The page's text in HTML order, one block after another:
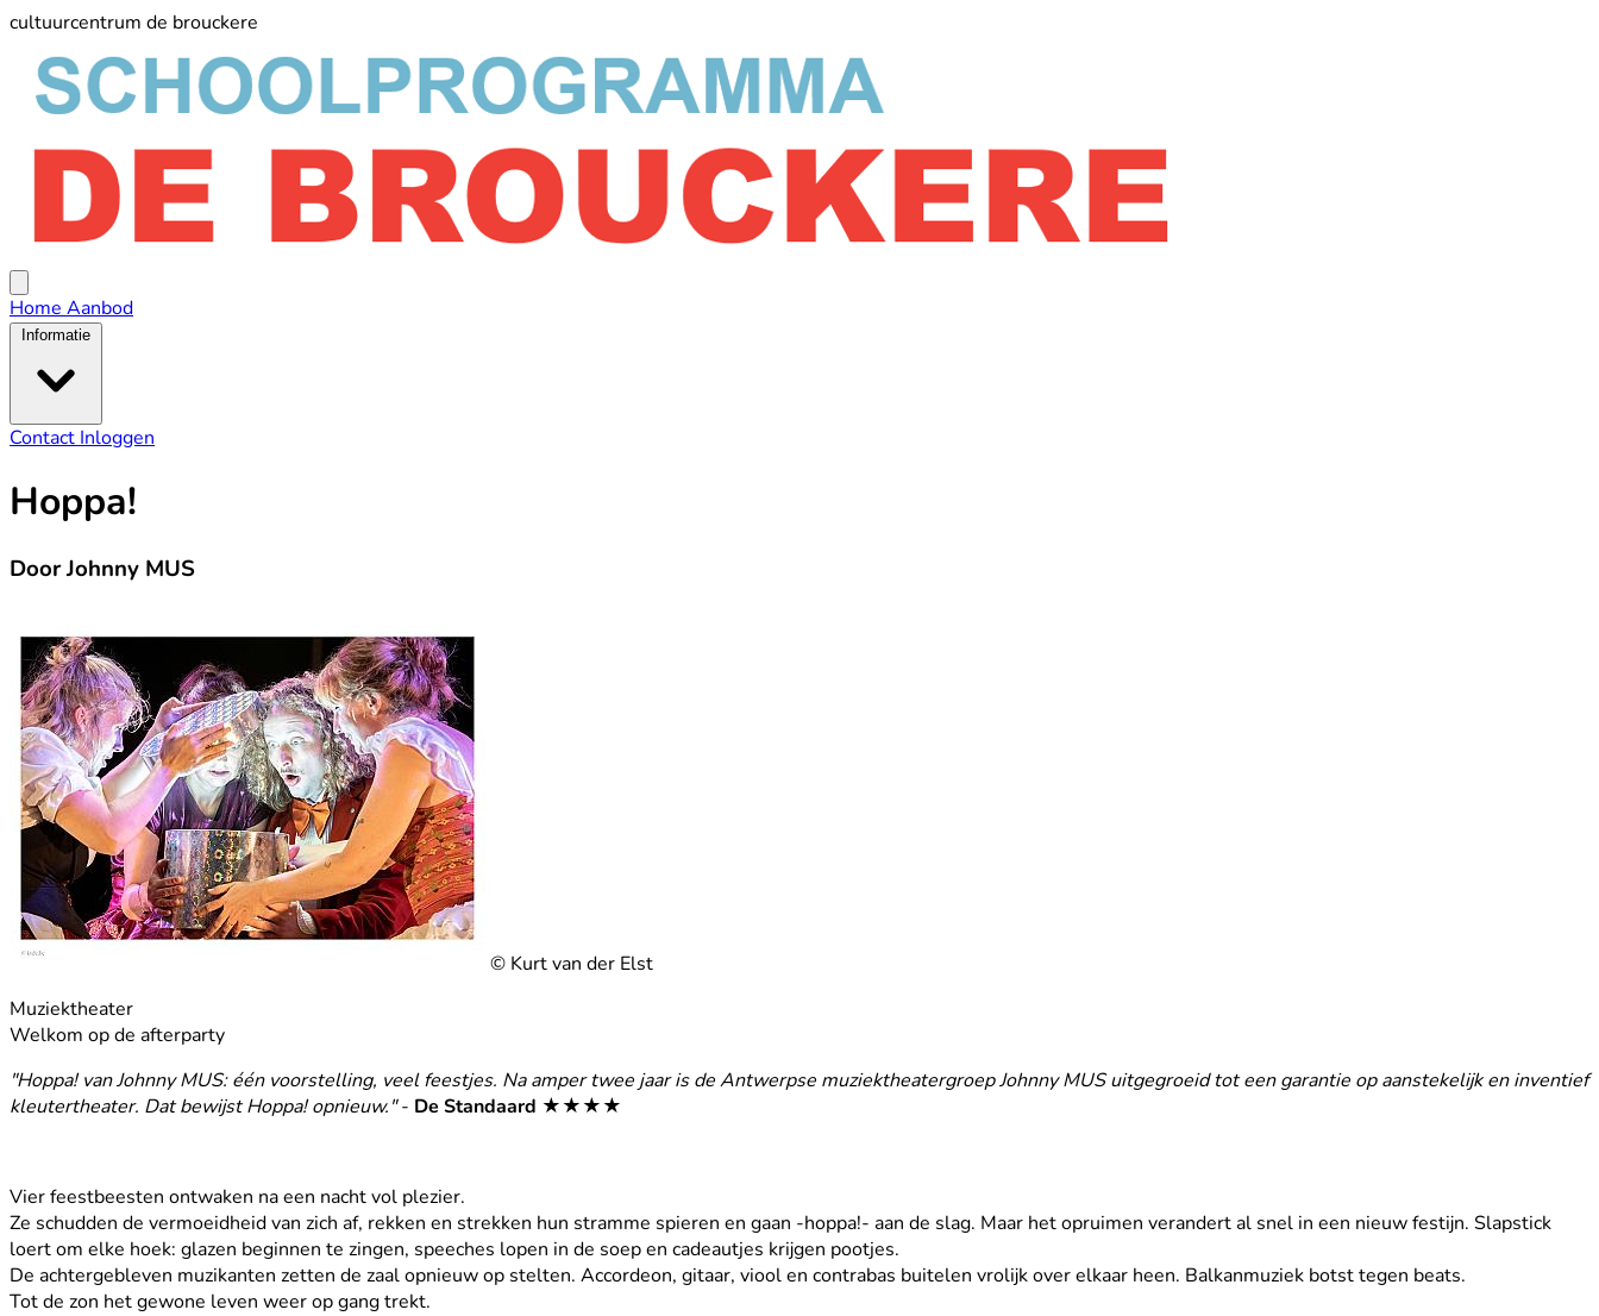
cultuurcentrum de brouckere
Broucker
menu
Home Aanbod
Informatie
Contact Inloggen
Hoppa!
Door Johnny MUS
© Kurt van der Elst
Muziektheater
Welkom op de afterparty
"Hoppa! van Johnny MUS: één voorstelling, veel feestjes. Na amper twee jaar is de Antwerpse muziektheatergroep Johnny MUS uitgegroeid tot een garantie op aanstekelijk en inventief
kleutertheater. Dat bewijst Hoppa! opnieuw."- De Standaard ★★★★
Vier feestbeesten ontwaken na een nacht vol plezier.
Ze schudden de vermoeidheid van zich af, rekken en strekken hun stramme spieren en gaan -hoppa!- aan de slag. Maar het opruimen verandert al snel in een nieuw festijn. Slapstick
loert om elke hoek: glazen beginnen te zingen, speeches lopen in de soep en cadeautjes krijgen pootjes.
De achtergebleven muzikanten zetten de zaal opnieuw op stelten. Accordeon, gitaar, viool en contrabas buitelen vrolijk over elkaar heen. Balkanmuziek botst tegen beats.
Tot de zon het gewone leven weer op gang trekt.